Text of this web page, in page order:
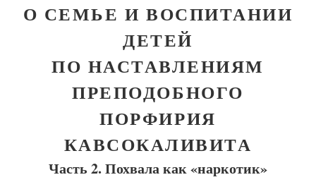
О СЕМЬЕ И ВОСПИТАНИИ
ДЕТЕЙ
ПО НАСТАВЛЕНИЯМ
ПРЕПОДОБНОГО
ПОРФИРИЯ
КАВСОКАЛИВИТА
Часть 2. Похвала как «наркотик»